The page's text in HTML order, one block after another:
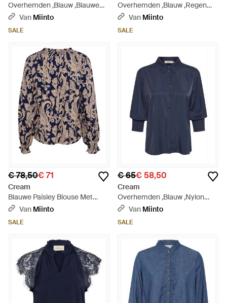
Overhemden ,Blauw ,Blauwe
Shirt Met Dierenhuid En ¾
Van Miinto
SALE
Overhemden ,Blauw ,Regen
Gewassen Shirt Met
Van Miinto
SALE
€ 78,50€ 71
Cream
Blauwe Paisley Blouse Met
Pofmouwen - Blauw
Van Miinto
SALE
€ 65€ 58,50
Cream
Overhemden ,Blauw ,Nylon
Vrouwelijke Shirt Met Smock
Van Miinto
SALE